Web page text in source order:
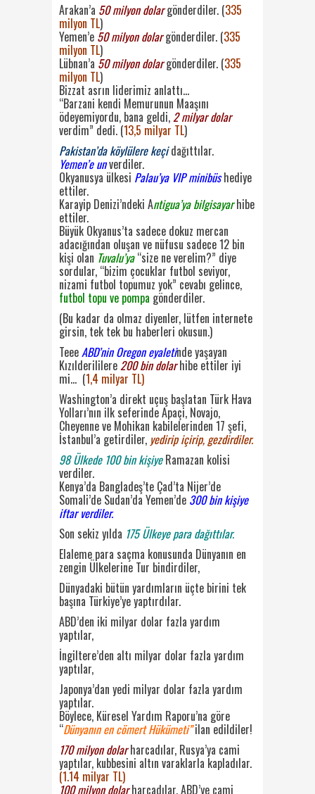
Arakan’a 50 milyon dolar gönderdiler. (335
milyon TL)
Yemen’e 50 milyon dolargönderdiler. (335
milyon TL)
Lübnan’a 50 milyon dolargönderdiler. (335
milyon TL)
Bizzat asrın liderimiz anlattı…
“Barzani kendi Memurunun Maaşını
ödeyemiyordu, bana geldi, 2 milyar dolar
verdim” dedi. (13,5 milyar TL)
Pakistan’da köylülere keçi dağıttılar.
Yemen’e unverdiler.
Okyanusya ülkesi Palau’ya VIP minibüs hediye
ettiler.
Karayip Denizi’ndeki Antigua’ya bilgisayar hibe
ettiler.
Büyük Okyanus’ta sadece dokuz mercan
adacığından oluşan ve nüfusu sadece 12 bin
kişi olan Tuvalu’ya“size ne verelim?” diye
sordular, “bizim çocuklar futbol seviyor,
nizami futbol topumuz yok” cevabı gelince,
futbol topu ve pompa gönderdiler.
(Bu kadar da olmaz diyenler, lütfen internete
girsin, tek tek bu haberleri okusun.)
Teee ABD’nin Oregon eyaletinde yaşayan
Kızılderililere 200 bin dolarhibe ettiler iyi
mi… (1,4 milyar TL)
Washington’a direkt uçuş başlatan Türk Hava
Yolları’nın ilk seferinde Apaçi, Novajo,
Cheyenne ve Mohikan kabilelerinden 17 şefi,
İstanbul’a getirdiler, yedirip içirip, gezdirdiler.
98 Ülkede 100 bin kişiyeRamazan kolisi
verdiler.
Kenya’da Bangladeş’te Çad’ta Nijer’de
Somali’de Sudan’da Yemen’de 300 bin kişiye
iftar verdiler.
Son sekiz yılda 175 Ülkeye para dağıttılar.
Elaleme para saçma konusunda Dünyanın en
zengin Ülkelerine Tur bindirdiler,
Dünyadaki bütün yardımların üçte birini tek
başına Türkiye’ye yaptırdılar.
ABD’den iki milyar dolar fazla yardım
yaptılar,
İngiltere’den altı milyar dolar fazla yardım
yaptılar,
Japonya’dan yedi milyar dolar fazla yardım
yaptılar.
Böylece, Küresel Yardım Raporu’na göre
“Dünyanın en cömert Hükümeti” ilan edildiler!
170 milyon dolarharcadılar, Rusya’ya cami
yaptılar, kubbesini altın varaklarla kapladılar.
(1.14 milyar TL)
100 milyon dolarharcadılar, ABD’ye cami